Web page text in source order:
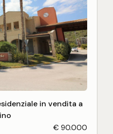
contrattuale e/o di
in vendita a
€ 90.000